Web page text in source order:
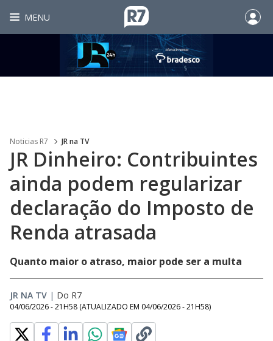
MENU
Noticias R7 JR na TV
JR Dinheiro: Contribuintes
ainda podem regularizar
declaração do Imposto de
Renda atrasada
Quanto maior o atraso, maior pode ser a multa
JR NA TV | Do R7
04/06/2026 - 21H58 (ATUALIZADO EM 04/06/2026 - 21H58)